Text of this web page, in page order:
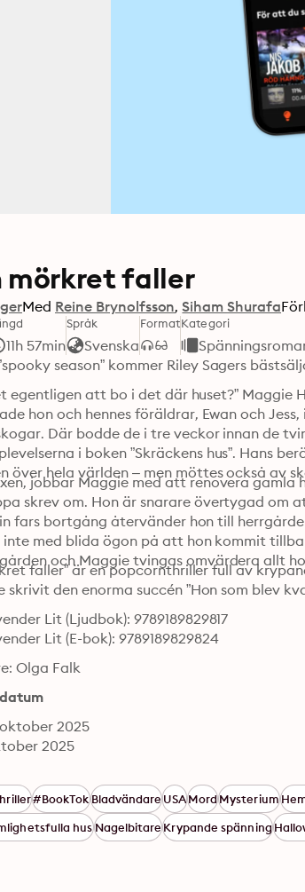
mörkret faller
Med Reine Brynolfsson Siham Shurafa
11h 57min
Språk
Svenska
FormatKategori
egentligen att bo i det där huset?”
hon och hennes föräldrar, Ewan och
Där bodde de i tre veckor innan de
i boken ”Skräckens hus”. Hans
jobbar Maggie med att renovera gamla
skrev om. Hon är snarare övertygad om
fars bortgång återvänder hon till
inte med blida ögon på att hon kommit
och Maggie tvingas omvärdera allt
faller” är en popcornthriller full av
skrivit den enorma succén ”Hon som blev
Lit (Ljudbok): 9789189829817
Lit (E-bok): 9789189829824
Olga Falk
2025
2025
#BookTokBladvändareUSAMordMysterium
husNagelbitareKrypande spänning